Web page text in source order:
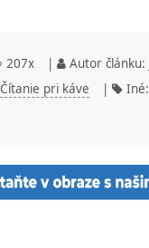
207x | Autor článku:
Čítanie pri káve |
Iné: